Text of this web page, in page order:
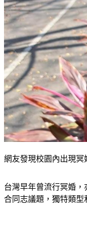
網友發現校園內出現冥
台灣早年曾流行冥婚
合同志議題，獨特類型